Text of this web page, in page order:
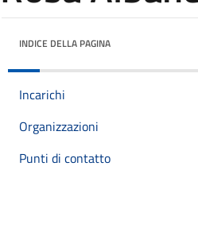
INDICE DELLA PAGINA
Incarichi
Organizzazioni
Punti di contatto